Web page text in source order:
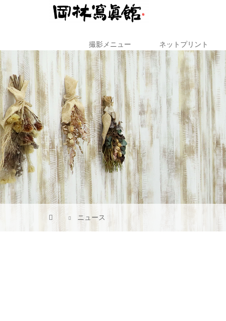
撮影メニュー ネットプリント
ニュース